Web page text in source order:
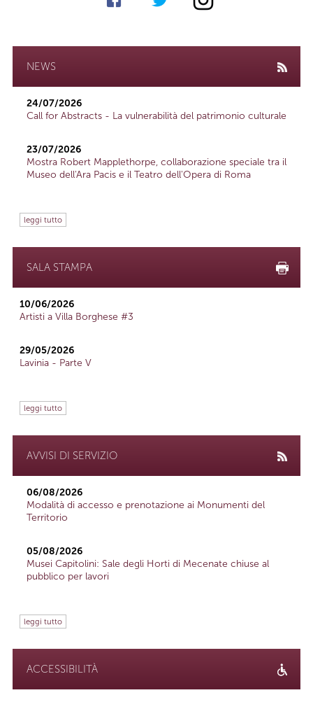
NEWS
24/07/2026
Call for Abstracts - La vulnerabilità del patrimonio culturale
23/07/2026
Mostra Robert Mapplethorpe, collaborazione speciale tra il
Museo dell'Ara Pacis e il Teatro dell'Opera di Roma
leggi tutto
SALA STAMPA
10/06/2026
Artisti a Villa Borghese #3
29/05/2026
Lavinia - Parte V
leggi tutto
AVVISI DI SERVIZIO
06/08/2026
Modalità di accesso e prenotazione ai Monumenti del
Territorio
05/08/2026
Musei Capitolini: Sale degli Horti di Mecenate chiuse al
pubblico per lavori
leggi tutto
ACCESSIBILITÀ